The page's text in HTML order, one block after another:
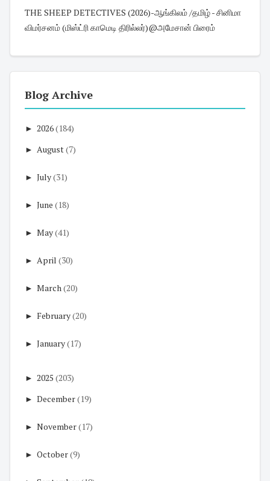
THE SHEEP DETECTIVES (2026)-ஆங்கிலம் /தமிழ் - சினிமா
விமர்சனம் (மிஸ்ட்ரி காமெடி திரில்லர்)@அமேசான் பிரைம்
Blog Archive
► 2026(184)
► August(7)
► July(31)
► June (18)
► May(41)
► April (30)
► March(20)
► February(20)
► January(17)
► 2025 (203)
► December(19)
► November(17)
► October(9)